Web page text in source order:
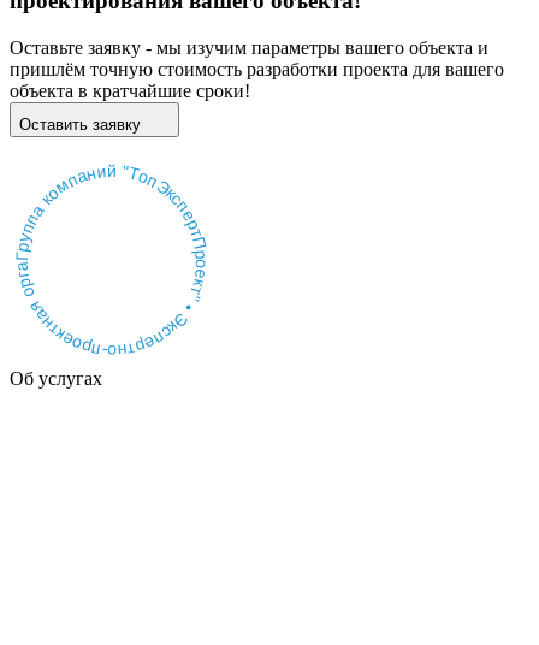
Оставьте заявку - мы изучим параметры вашего объекта и
пришлём точную стоимость разработки проекта для вашего
объекта в кратчайшие сроки!
Оставить заявку
Группа компаний "ТопЭкспертПроект" • Экспертно-проектная организация
Об услугах